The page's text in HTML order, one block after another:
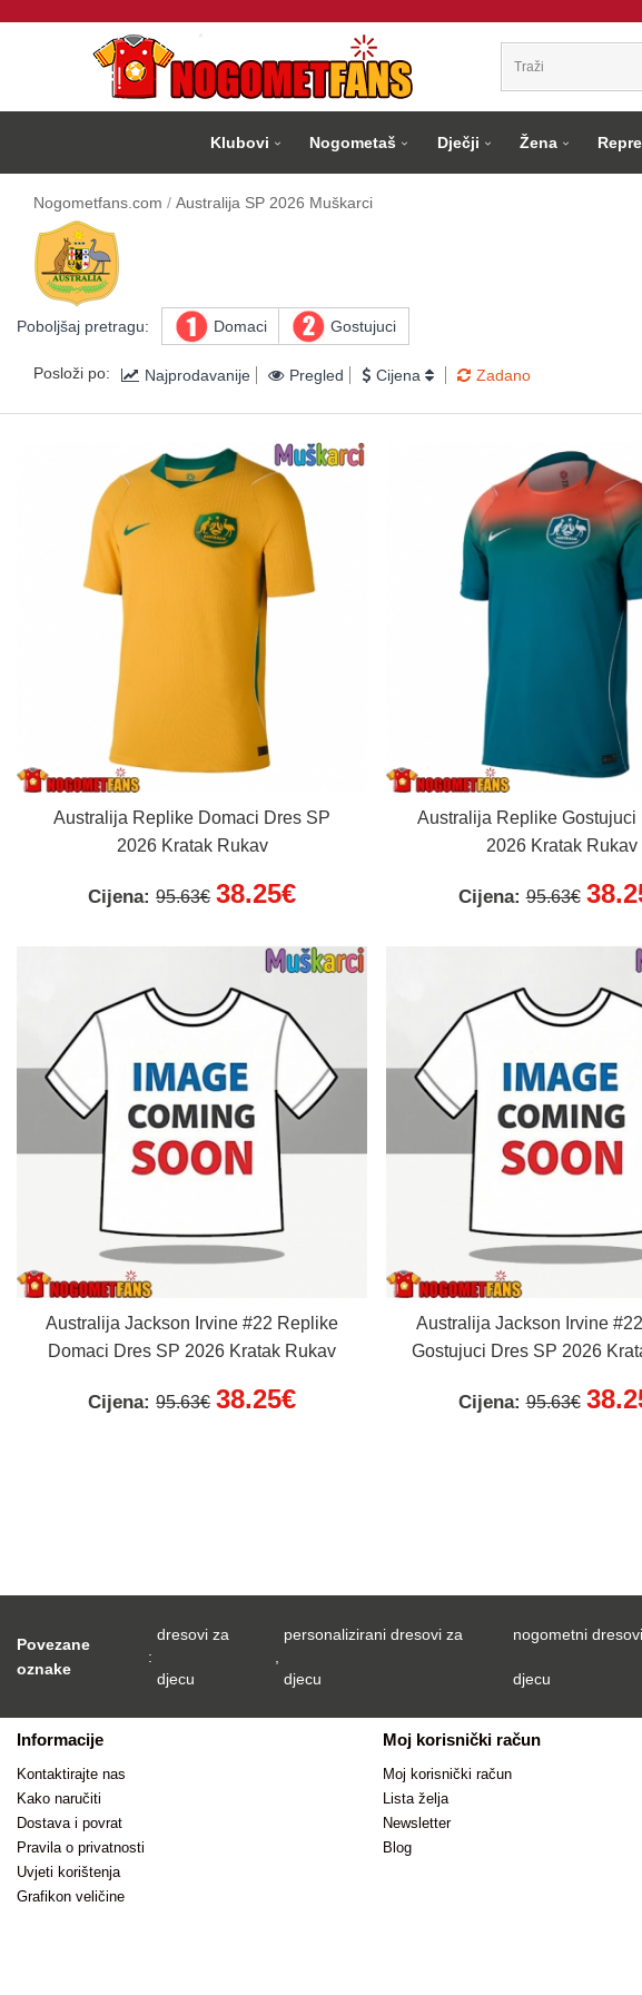
Klubovi Nogometaš Dječji Žena
Nogometfans.com Australija SP 2026 Muškarci
Poboljšaj pretragu: Domaci Gostujuci
Posloži po: Najprodavanije Pregled Cijena Zadano
Australija Replike Domaci Dres SP
2026 Kratak Rukav
Cijena:95.63€ 38.25€
Australija Replike Gostujuci
2026 Kratak Rukav
Cijena:95.63€
Australija Jackson Irvine #22 Replike
Domaci Dres SP 2026 Kratak Rukav
Cijena:95.63€ 38.25€
Australija Jackson Irvine
Gostujuci Dres SP 2026
Cijena:95.63€
Povezane
oznake
:
dresovi za
djecu
personalizirani dresovi za
djecu
nogometni
djecu
Informacije
Kontaktirajte nas
Kako naručiti
Dostava i povrat
Pravila o privatnosti
Uvjeti korištenja
Grafikon veličine
Moj korisnički račun
Moj korisnički račun
Lista želja
Newsletter
Blog